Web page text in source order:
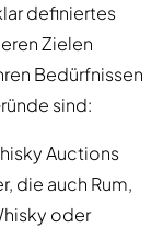
definiertes
Zielen
Bedürfnissen
sind:
Auctions
die auch Rum,
oder